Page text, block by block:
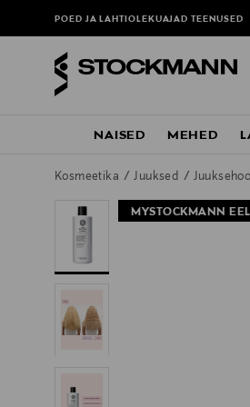
POED JA LAHTIOLEKUAJADTEENUSED
NAISED MEHED
Kosmeetika Juuksed
MYSTOCKMANN